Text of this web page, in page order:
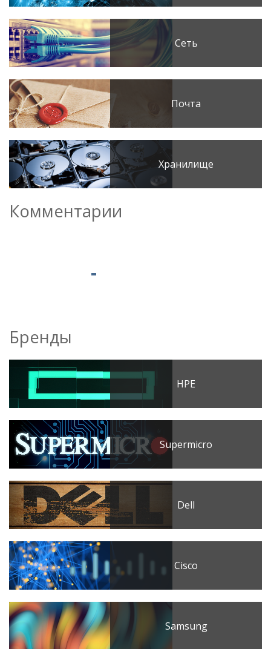
Сеть
Почта
Хранилище
Комментарии
Бренды
HPE
Supermicro
Dell
Cisco
Samsung